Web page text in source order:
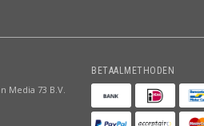
Media 73 B.V.
BETAALMETHODEN